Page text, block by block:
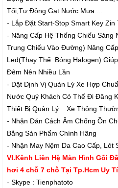
Tối,Tự Động Gạt Nước Mưa....
- Lắp Đặt Start-Stop Smart Key Zin
- Nâng Cấp Hệ Thống Chiếu Sáng
Trung Chiếu Vào Đường) Nâng
Led(Thay Thế Bóng Halogen)
Đêm Nên Nhiều Lần
- Đặt Định Vị Quản Lý Xe Hợp
Nước Quý Khách Có Thể Đi Đăng
Thiết Bị Quản Lý Xe Thông
- Nhận Dán Cách Âm Chống Ồn
Bằng Sản Phẩm Chính Hãng
- Nhận May Nệm Da Cao Cấp, Lót
VI.Kênh Liên Hệ Màn Hình Gối
hơi 4 chỗ 7 chỗ Tại Tp.Hcm Uy
- Skype : Tienphatoto